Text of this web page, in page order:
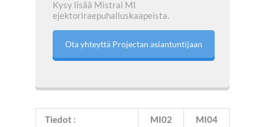
Kysy lisää Mistral MI
ejektoriraepuhalluskaapeista.
Ota yhteyttä Projectan asiantuntijaan
Tiedot : MI02 MI04